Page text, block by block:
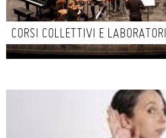
CORSI COLLETTIVI E LABORATORI